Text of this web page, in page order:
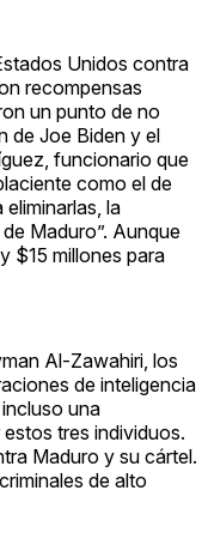
Unidos contra
recompensas
un punto de no
de Joe Biden y el
funcionario que
como el de
la
Maduro”. Aunque
$15 millones para
Al-Zawahiri, los
de inteligencia
una
tres individuos.
Maduro y su cártel.
de alto